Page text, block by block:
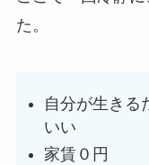
た。
自分が生きる
いい
家賃０円